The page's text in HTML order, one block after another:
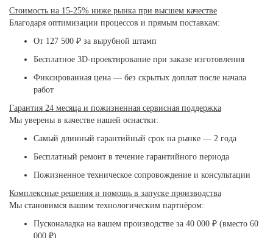
Стоимость на 15-25% ниже рынка при высшем качестве
Благодаря оптимизации процессов и прямым поставкам:
От 127 500 ₽ за вырубной штамп
Бесплатное 3D-проектирование при заказе изготовления
Фиксированная цена — без скрытых доплат после начала
работ
Гарантия 24 месяца и пожизненная сервисная поддержка
Мы уверены в качестве нашей оснастки:
Самый длинный гарантийный срок на рынке — 2 года
Бесплатный ремонт в течение гарантийного периода
Пожизненное техническое сопровождение и консультации
Комплексные решения и помощь в запуске производства
Мы становимся вашим технологическим партнёром:
Пусконаладка на вашем производстве за 40 000 ₽ (вместо 60
000 ₽)